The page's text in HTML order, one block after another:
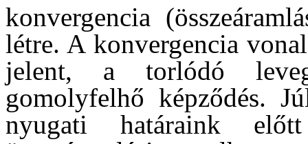
konvergencia
létre. A konvergencia
jelent, a torlódó
gomolyfelhő képződés.
nyugati határaink